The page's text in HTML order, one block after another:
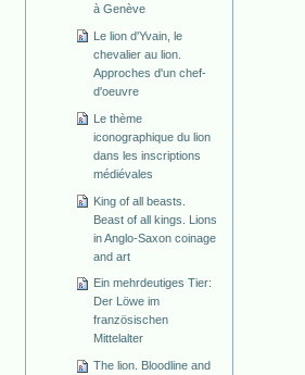
à Genève
Le lion d'Yvain, le
chevalier au lion.
Approches d'un chef-
d'oeuvre
Le thème
iconographique du lion
dans les inscriptions
médiévales
King of all beasts.
Beast of all kings. Lions
in Anglo-Saxon coinage
and art
Ein mehrdeutiges Tier:
Der Löwe im
französischen
Mittelalter
The lion. Bloodline and